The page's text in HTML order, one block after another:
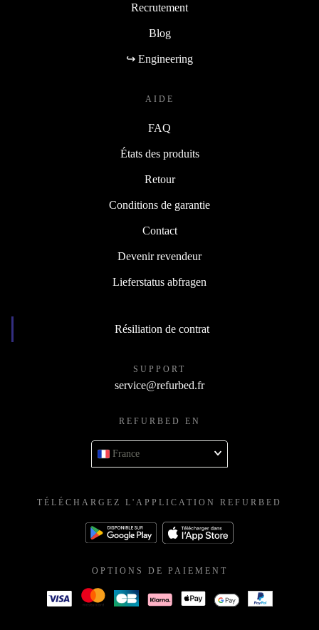
Recrutement
Blog
↪ Engineering
AIDE
FAQ
États des produits
Retour
Conditions de garantie
Contact
Devenir revendeur
Lieferstatus abfragen
Résiliation de contrat
SUPPORT
service@refurbed.fr
REFURBED EN
France
TÉLÉCHARGEZ L'APPLICATION REFURBED
OPTIONS DE PAIEMENT